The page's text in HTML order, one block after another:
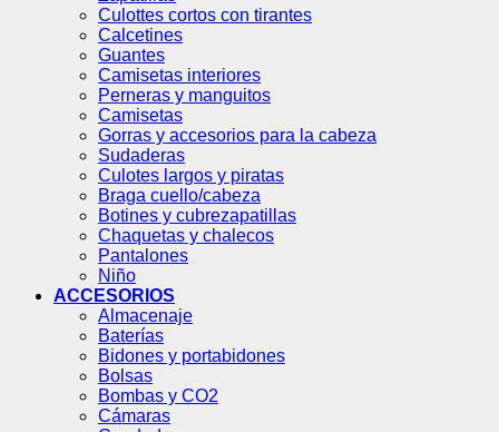
Culottes cortos con tirantes
Calcetines
Guantes
Camisetas interiores
Perneras y manguitos
Camisetas
Gorras y accesorios para la cabeza
Sudaderas
Culotes largos y piratas
Braga cuello/cabeza
Botines y cubrezapatillas
Chaquetas y chalecos
Pantalones
Niño
ACCESORIOS
Almacenaje
Baterías
Bidones y portabidones
Bolsas
Bombas y CO2
Cámaras